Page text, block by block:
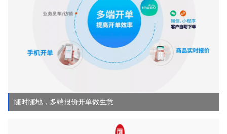
随时随地，多端报价开单做生意